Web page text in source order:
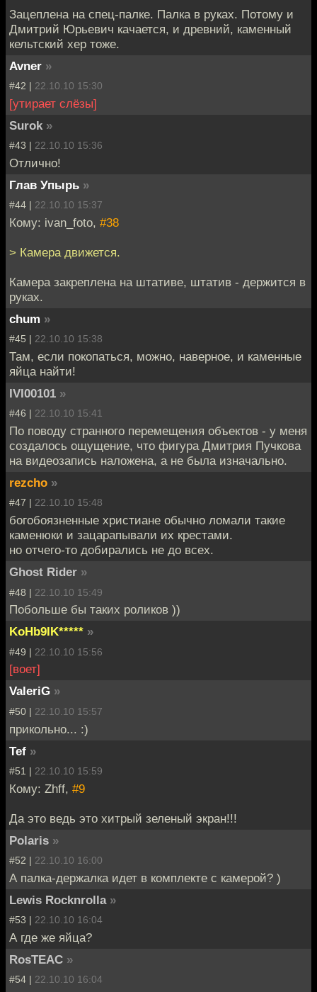
Зацеплена на спец-палке. Палка в руках. Потому и
Дмитрий Юрьевич качается, и древний, каменный
кельтский хер тоже.
Avner »
#42 | 22.10.10 15:30
[утирает слёзы]
Surok »
#43 | 22.10.10 15:36
Отлично!
Глав Упырь »
#44 | 22.10.10 15:37
Кому: ivan_foto, #38
> Камера движется.
Камера закреплена на штативе, штатив - держится в
руках.
chum »
#45 | 22.10.10 15:38
Там, если покопаться, можно, наверное, и каменные
яйца найти!
IVI00101 »
#46 | 22.10.10 15:41
По поводу странного перемещения объектов - у меня
создалось ощущение, что фигура Дмитрия Пучкова
на видеозапись наложена, а не была изначально.
rezcho »
#47 | 22.10.10 15:48
богобоязненные христиане обычно ломали такие
каменюки и зацарапывали их крестами.
но отчего-то добирались не до всех.
Ghost Rider »
#48 | 22.10.10 15:49
Побольше бы таких роликов ))
KoHb9IK***** »
#49 | 22.10.10 15:56
[воет]
ValeriG »
#50 | 22.10.10 15:57
прикольно... :)
Tef »
#51 | 22.10.10 15:59
Кому: Zhff, #9
Да это ведь это хитрый зеленый экран!!!
Polaris »
#52 | 22.10.10 16:00
А палка-держалка идет в комплекте с камерой? )
Lewis Rocknrolla »
#53 | 22.10.10 16:04
А где же яйца?
RosTEAC »
#54 | 22.10.10 16:04